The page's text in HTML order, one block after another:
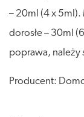
– 20ml (4 x 5ml).
dorosłe – 30ml
poprawa, należy
Producent: